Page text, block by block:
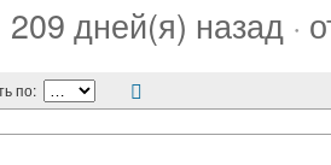
209 дней(я) назад ·
по: